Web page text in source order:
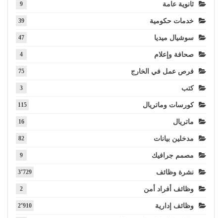
ثانوية عامة 9
خدمات حكومية 39
سوشيال ميديا 47
صحافة وإعلام 4
فرص عمل في الخارج 75
كتب 3
كورسات وماتريال 115
ماتريال 16
مدخلين بيانات 82
مصمم جرافيك 9
نشرة وظائف 3٬729
وظائف أفراد أمن 2
وظائف إدارية 2٬910